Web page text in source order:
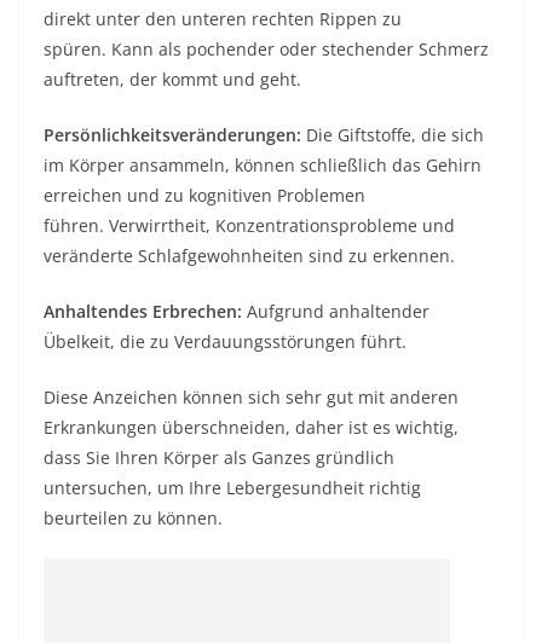
direkt unter den unteren rechten Rippen zu
spüren. Kann als pochender oder stechender Schmerz
auftreten, der kommt und geht.
Persönlichkeitsveränderungen: Die Giftstoffe, die sich
im Körper ansammeln, können schließlich das Gehirn
erreichen und zu kognitiven Problemen
führen. Verwirrtheit, Konzentrationsprobleme und
veränderte Schlafgewohnheiten sind zu erkennen.
Anhaltendes Erbrechen: Aufgrund anhaltender
Übelkeit, die zu Verdauungsstörungen führt.
Diese Anzeichen können sich sehr gut mit anderen
Erkrankungen überschneiden, daher ist es wichtig,
dass Sie Ihren Körper als Ganzes gründlich
untersuchen, um Ihre Lebergesundheit richtig
beurteilen zu können.